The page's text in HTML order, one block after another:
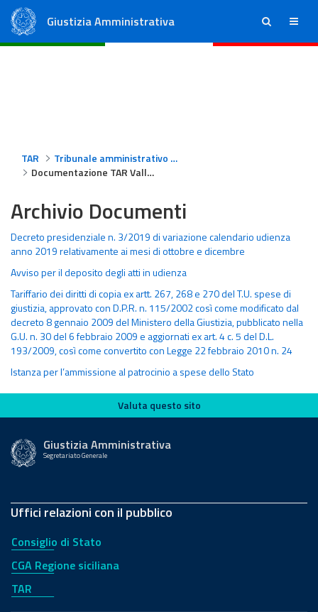
Giustizia Amministrativa ricerca menu
TAR
Tribunale amministrativo regionale per la Valle d'Aosta
Documentazione TAR Valle D'Aosta
Archivio Documenti
Decreto presidenziale n. 3/2019 di variazione calendario udienza
anno 2019 relativamente ai mesi di ottobre e dicembre
Avviso per il deposito degli atti in udienza
Tariffario dei diritti di copia ex artt. 267, 268 e 270 del T.U. spese di
giustizia, approvato con D.P.R. n. 115/2002 così come modificato dal
decreto 8 gennaio 2009 del Ministero della Giustizia, pubblicato nella
G.U. n. 30 del 6 febbraio 2009 e aggiornati ex art. 4 c. 5 del D.L.
193/2009, così come convertito con Legge 22 febbraio 2010 n. 24
Istanza per l’ammissione al patrocinio a spese dello Stato
Valuta questo sito
Valuta questo sito
Giustizia Amministrativa
Segretariato Generale
Uffici relazioni con il pubblico
Consiglio di Stato
CGA Regione siciliana
TAR